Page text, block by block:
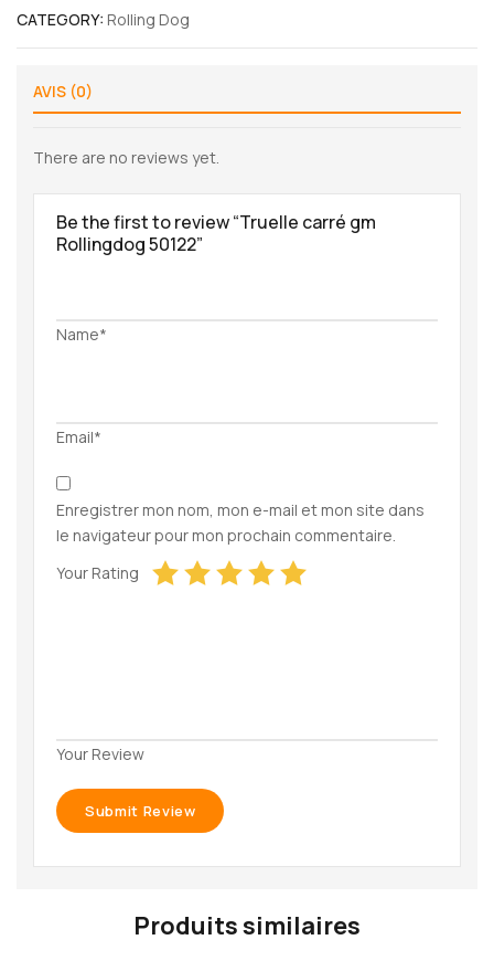
CATEGORY: Rolling Dog
AVIS (0)
There are no reviews yet.
Be the first to review “Truelle carré gm
Rollingdog 50122”
Name*
Email*
Enregistrer mon nom, mon e-mail et mon site dans
le navigateur pour mon prochain commentaire.
Your Rating
Your Review
Produits similaires